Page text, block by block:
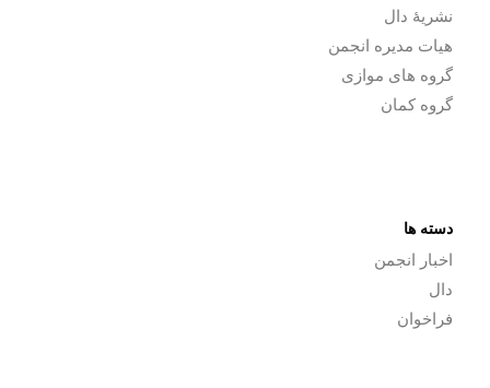
نشریۀ دال
هیات مدیره انجمن
گروه های موازی
گروه کمان
دسته ها
اخبار انجمن
دال
فراخوان